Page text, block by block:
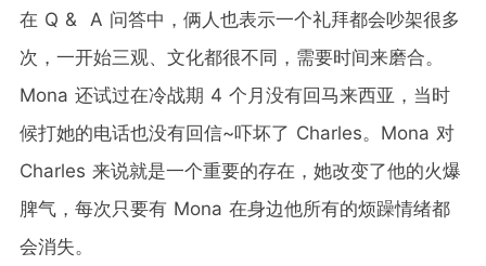
在 Q & A 问答中，俩人也表示一个礼拜都会吵架很多
次，一开始三观、文化都很不同，需要时间来磨合。
Mona 还试过在冷战期 4 个月没有回马来西亚，当时
候打她的电话也没有回信~吓坏了 Charles。Mona 对
Charles 来说就是一个重要的存在，她改变了他的火爆
脾气，每次只要有 Mona 在身边他所有的烦躁情绪都
会消失。